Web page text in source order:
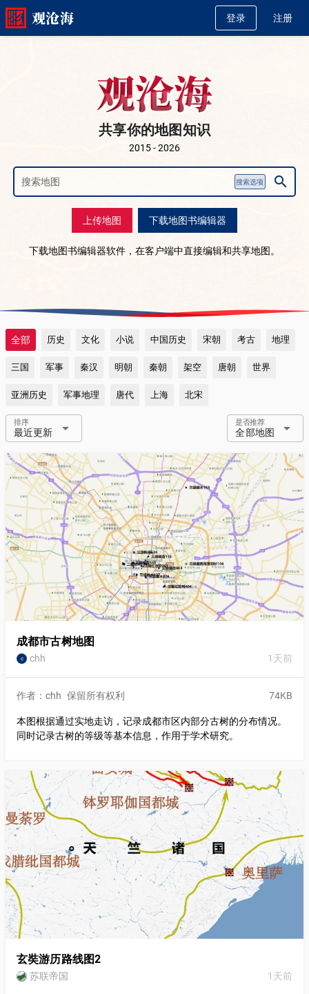
观沧海 登录 注册
观沧海
观沧海
共享你的地图知识
2015 - 2026
搜索选项 search
上传地图 下载地图书编辑器
下载地图书编辑器软件，在客户端中直接编辑和共享地图。
全部 历史 文化 小说 中国历史 宋朝 考古 地理
三国 军事 秦汉 明朝 秦朝 架空 唐朝 世界
亚洲历史 军事地理 唐代 上海 北宋
最近更新
排序 arrow_drop_down 全部地图
是否推荐 arrow_drop_down
成都市古树地图
c chh 1天前
作者：chh 保留所有权利 74KB
本图根据通过实地走访，记录成都市区内部分古树的分布情况。
同时记录古树的等级等基本信息，作用于学术研究。
玄奘游历路线图2
苏联帝国 1天前